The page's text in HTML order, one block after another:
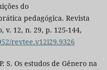
do
pedagógica. Revista
v. 12, n. 29, p. 125-144,
revtee.v12i29.9326
S. Os estudos de Gênero na